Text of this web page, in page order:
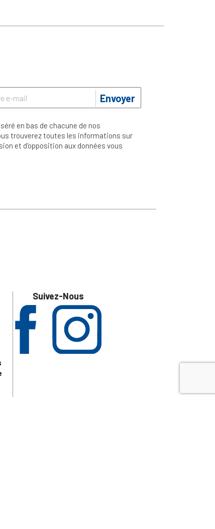
Envoyer
en bas de chacune de nos
trouverez toutes les informations sur
et d'opposition aux données vous
Suivez-Nous